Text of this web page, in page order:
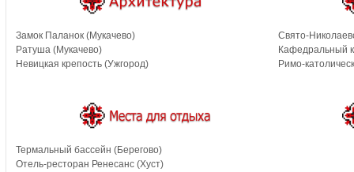
Замок Паланок (Мукачево)
Ратуша (Мукачево)
Невицкая крепость (Ужгород)
Свято-
Кафедральный
Римо-
Термальный бассейн (Берегово)
Отель-ресторан Ренесанс (Хуст)